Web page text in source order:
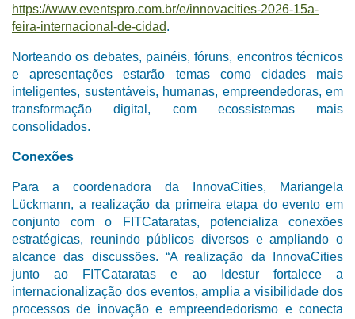
https://www.eventspro.com.br/e/innovacities-2026-15a-
feira-internacional-de-cidad.
Norteando os debates, painéis, fóruns, encontros técnicos
e apresentações estarão temas como cidades mais
inteligentes, sustentáveis, humanas, empreendedoras, em
transformação digital, com ecossistemas mais
consolidados.
Conexões
Para a coordenadora da InnovaCities, Mariangela
Lückmann, a realização da primeira etapa do evento em
conjunto com o FITCataratas, potencializa conexões
estratégicas, reunindo públicos diversos e ampliando o
alcance das discussões. “A realização da InnovaCities
junto ao FITCataratas e ao Idestur fortalece a
internacionalização dos eventos, amplia a visibilidade dos
processos de inovação e empreendedorismo e conecta